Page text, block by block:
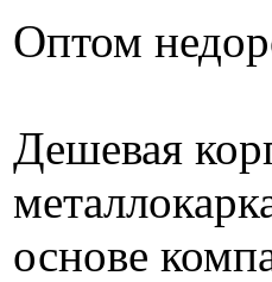
Оптом
Дешевая
основе